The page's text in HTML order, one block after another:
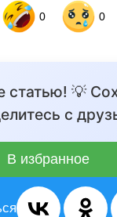
0 0
статью! 💡
с
В избранное